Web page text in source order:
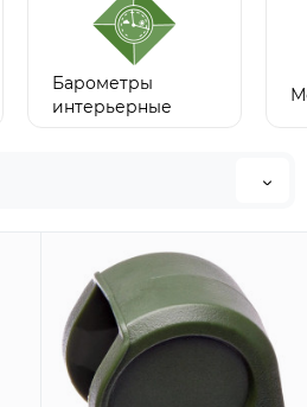
Барометры
интерьерные